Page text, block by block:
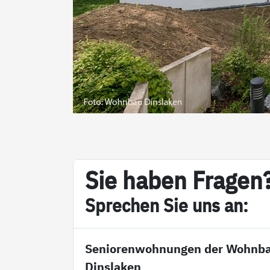
Sie ha­ben
Sp­re­chen Sie uns an:
Seniorenwohnungen der
Dinslaken